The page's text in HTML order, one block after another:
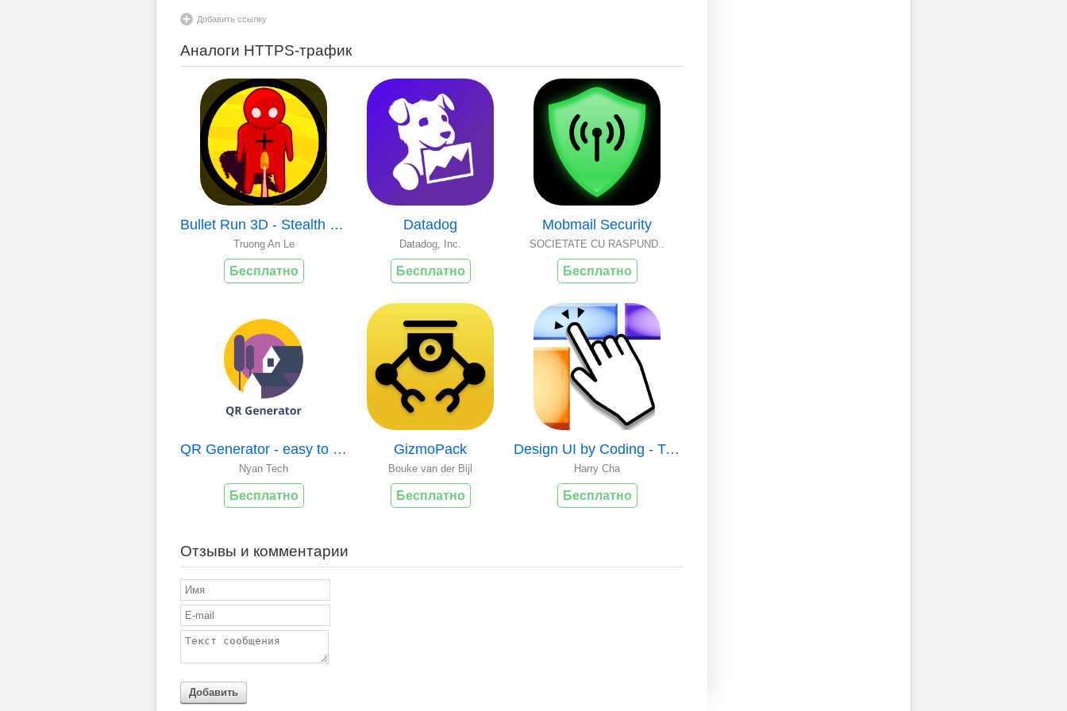
Добавить ссылку
Аналоги HTTPS-трафик
Bullet Run 3D - Stealth Sniper
Truong An Le
Бесплатно
Datadog
Datadog, Inc.
Бесплатно
Mоbmаil‎ Sеcurity
SOCIETATE CU RASPUND..
Бесплатно
QR Generator - easy to make
Nyan Tech
Бесплатно
GizmoPack
Bouke van der Bijl
Бесплатно
Design UI by Coding - Tutorial
Harry Cha
Бесплатно
Отзывы и комментарии
Добавить